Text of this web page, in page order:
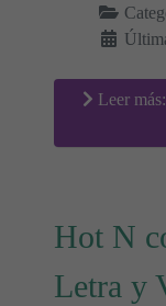
Leer
Hot N
Letra y